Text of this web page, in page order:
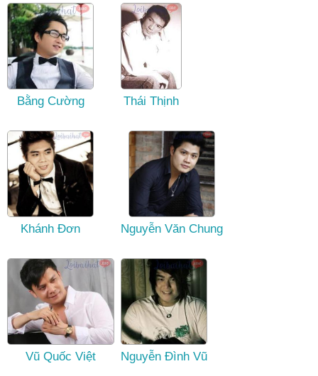
Bằng Cường Thái Thịnh
Khánh Đơn Nguyễn Văn Chung
Vũ Quốc Việt Nguyễn Đình Vũ